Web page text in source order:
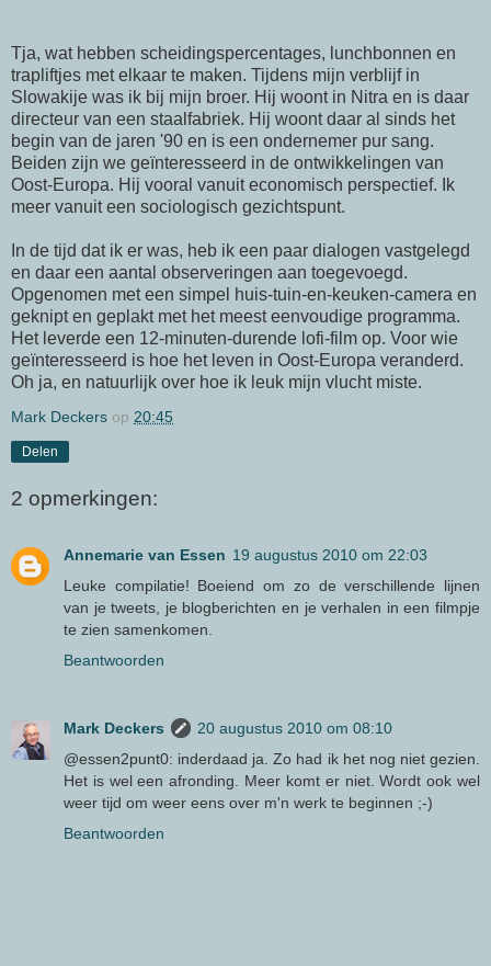
Tja, wat hebben scheidingspercentages, lunchbonnen en
trapliftjes met elkaar te maken. Tijdens mijn verblijf in
Slowakije was ik bij mijn broer. Hij woont in Nitra en is daar
directeur van een staalfabriek. Hij woont daar al sinds het
begin van de jaren '90 en is een ondernemer pur sang.
Beiden zijn we geïnteresseerd in de ontwikkelingen van
Oost-Europa. Hij vooral vanuit economisch perspectief. Ik
meer vanuit een sociologisch gezichtspunt.
In de tijd dat ik er was, heb ik een paar dialogen vastgelegd
en daar een aantal observeringen aan toegevoegd.
Opgenomen met een simpel huis-tuin-en-keuken-camera en
geknipt en geplakt met het meesteenvoudige programma.
Het leverde een 12-minuten-durende lofi-film op. Voor wie
geïnteresseerd is hoe het leven in Oost-Europa veranderd.
Oh ja, en natuurlijk over hoe ik leuk mijn vlucht miste.
Mark Deckers op 20:45
Delen
2 opmerkingen:
Annemarie van Essen 19 augustus 2010 om 22:03
Leuke compilatie! Boeiend om zo de verschillende lijnen
van je tweets, je blogberichten en je verhalen in een filmpje
te zien samenkomen.
Beantwoorden
Mark Deckers
20 augustus 2010 om 08:10
@essen2punt0: inderdaad ja. Zo had ik het nog niet gezien.
Het is wel een afronding. Meer komt er niet. Wordt ook wel
weer tijd om weer eens over m'n werk te beginnen ;-)
Beantwoorden